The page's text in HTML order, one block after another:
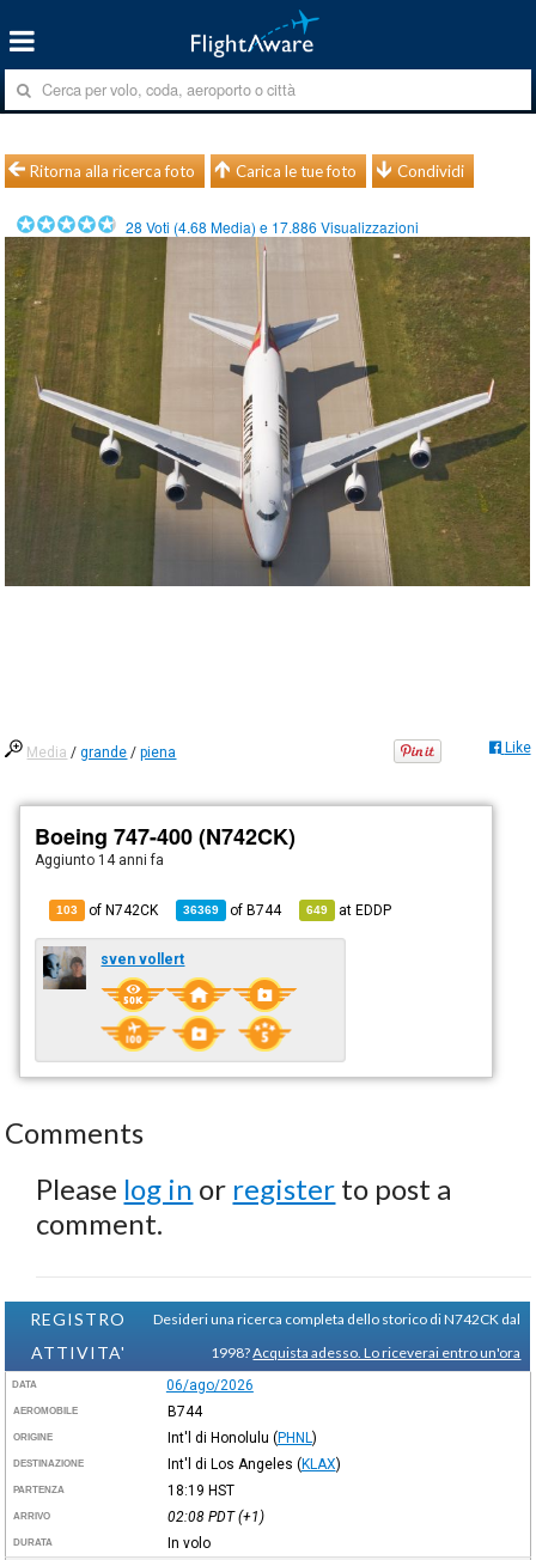
Ritorna alla ricerca foto Carica le tue foto Condividi
28 Voti (4.68 Media) e 17.886 Visualizzazioni
Media /grande /piena Like
Boeing 747-400 (N742CK)
Aggiunto 14 anni fa
103 of N742CK 36369 ofB744 649 atEDDP
sven vollert
Comments
Please log in or register to post a
comment.
REGISTRO
ATTIVITA'
Desideri una ricerca completa dello storico di N742CK dal
1998?Acquista adesso. Lo riceverai entro un'ora
DATA 06/ago/2026
AEROMOBILE B744
ORIGINE Int'l di Honolulu (PHNL )
DESTINAZIONE Int'l di Los Angeles (KLAX)
PARTENZA 18:19 HST
ARRIVO 02:08 PDT(+1)
DURATA In volo